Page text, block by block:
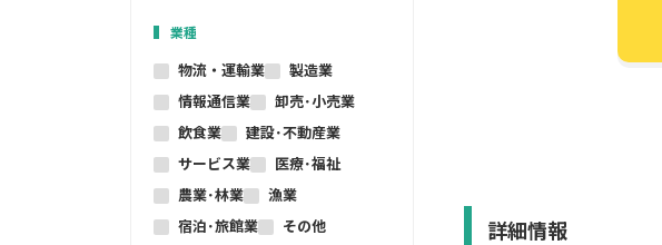
業種
物流・運輸業
製造業
情報通信業
卸売･小売業
飲食業
建設･不動産業
サービス業
医療･福祉
農業･林業
漁業
宿泊･旅館業
その他 詳細情報